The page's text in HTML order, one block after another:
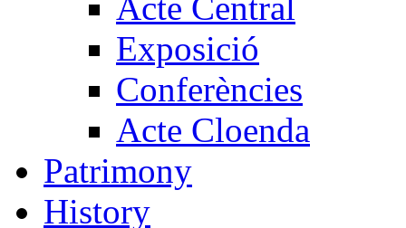
Exposició
Conferències
Acte Cloenda
Patrimony
History